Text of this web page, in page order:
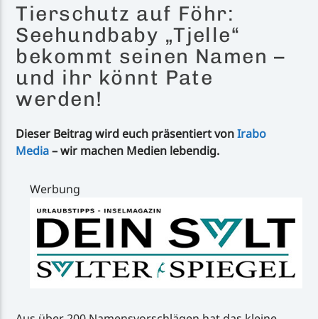
Tierschutz auf Föhr:
Seehundbaby „Tjelle“
bekommt seinen Namen –
und ihr könnt Pate
werden!
Dieser Beitrag wird euch präsentiert vonIrabo
Media– wir machen Medien lebendig.
Werbung